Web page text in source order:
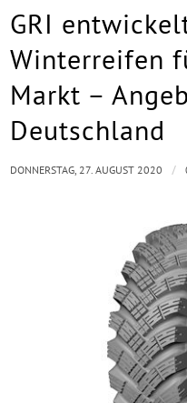
GRI
Winterreifen
Markt –
Deutschland
DONNERSTAG, 27. AUGUST 2020 /